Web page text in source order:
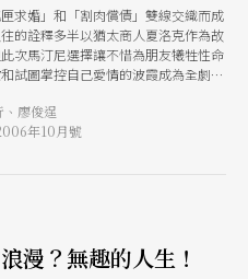
求婚」和「割肉償債」雙線交織而成
的詮釋多半以猶太商人夏洛克作為故
次馬汀尼選擇讓不惜為朋友犧牲性命
試圖掌控自己愛情的波霞成為全劇核
問題的。而所謂的問題，不僅在於表
肉，更有他們內在所感受的失落與孤
、廖俊逞
年10月號
漫？無趣的人生！